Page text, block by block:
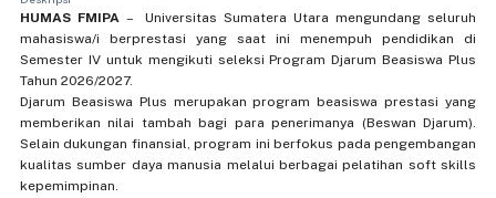
HUMAS FMIPA – Universitas Sumatera Utara mengundang seluruh
mahasiswa/i berprestasi yang saat ini menempuh pendidikan di
Semester IV untuk mengikuti seleksi Program Djarum Beasiswa Plus
Tahun 2026/2027.
Djarum Beasiswa Plus merupakan program beasiswa prestasi yang
memberikan nilai tambah bagi para penerimanya (Beswan Djarum).
Selain dukungan finansial, program ini berfokus pada pengembangan
kualitas sumber daya manusia melalui berbagai pelatihan soft skills
kepemimpinan.